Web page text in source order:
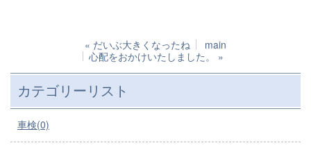
« だいぶ大きくなったね
main
心配をおかけいたしました。
»
カテゴリーリスト
車検(0)